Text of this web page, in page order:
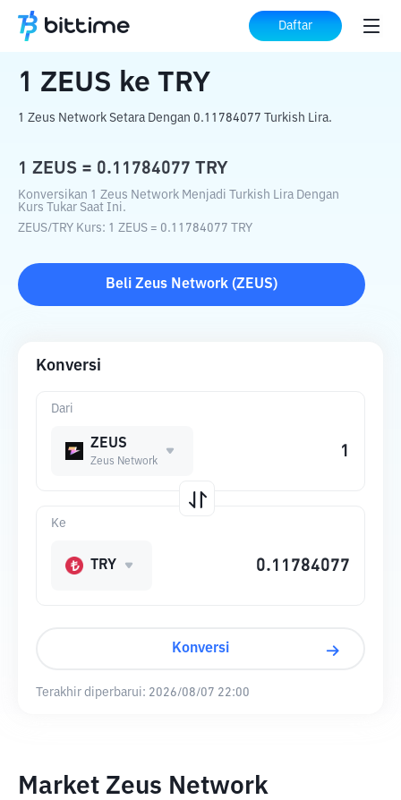
Daftar
Beranda Konverter Kripto TRY
1 ZEUS ke TRY
1 Zeus Network Setara Dengan 0.11784077 Turkish Lira.
1 ZEUS = 0.11784077 TRY
Konversikan 1 Zeus Network Menjadi Turkish Lira Dengan
Kurs Tukar Saat Ini.
ZEUS/ TRY Kurs: 1 ZEUS = 0.11784077 TRY
Beli Zeus Network (ZEUS)
Konversi
Dari
ZEUS
Zeus Network
Ke
TRY
Konversi
Terakhir diperbarui: 2026/08/07 22:00
Market Zeus Network